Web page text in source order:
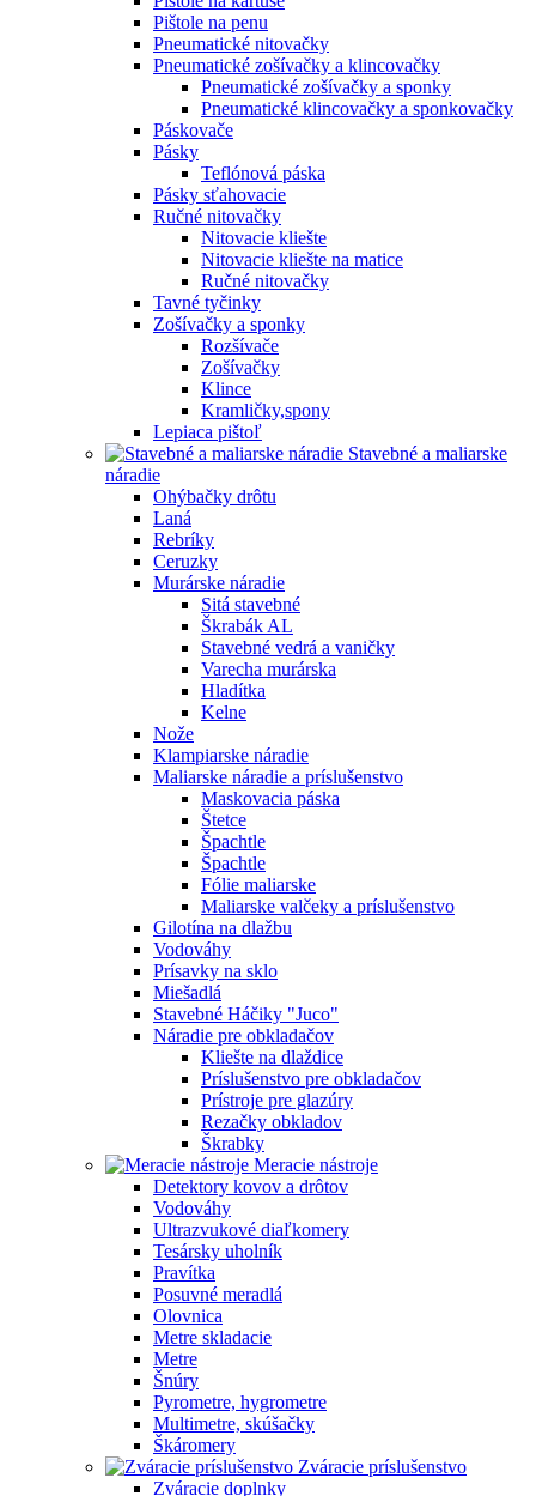
Pištole na penu
Pneumatické nitovačky
Pneumatické zošívačky a klincovačky
Pneumatické zošívačky a sponky
Pneumatické klincovačky a sponkovačky
Páskovače
Pásky
Teflónová páska
Pásky sťahovacie
Ručné nitovačky
Nitovacie kliešte
Nitovacie kliešte na matice
Ručné nitovačky
Tavné tyčinky
Zošívačky a sponky
Rozšívače
Zošívačky
Klince
Kramličky,spony
Lepiaca pištoľ
Stavebné a maliarske
náradie
Ohýbačky drôtu
Laná
Rebríky
Ceruzky
Murárske náradie
Sitá stavebné
Škrabák AL
Stavebné vedrá a vaničky
Varecha murárska
Hladítka
Kelne
Nože
Klampiarske náradie
Maliarske náradie a príslušenstvo
Maskovacia páska
Štetce
Špachtle
Špachtle
Fólie maliarske
Maliarske valčeky a príslušenstvo
Gilotína na dlažbu
Vodováhy
Prísavky na sklo
Miešadlá
Stavebné Háčiky "Juco"
Náradie pre obkladačov
Kliešte na dlaždice
Príslušenstvo pre obkladačov
Prístroje pre glazúry
Rezačky obkladov
Škrabky
Meracie nástroje
Detektory kovov a drôtov
Vodováhy
Ultrazvukové diaľkomery
Tesársky uholník
Pravítka
Posuvné meradlá
Olovnica
Metre skladacie
Metre
Šnúry
Pyrometre, hygrometre
Multimetre, skúšačky
Škáromery
Zváracie príslušenstvo
Zváracie doplnky